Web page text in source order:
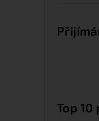
Top